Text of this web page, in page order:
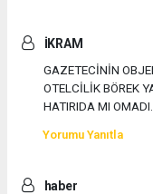
İKRAM
GAZETECİNİN
OTELCİLİK BÖREK
HATIRIDA MI OMADI.
Yorumu Yanıtla
haber